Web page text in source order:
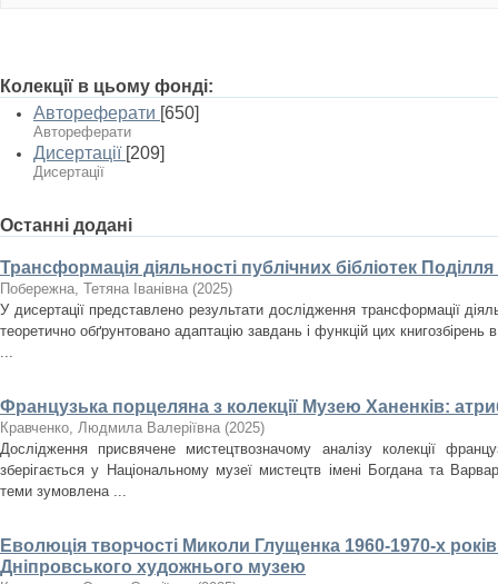
Колекції в цьому фонді:
Автореферати [650]
Автореферати
Дисертації [209]
Дисертації
Останні додані
Трансформація діяльності публічних бібліотек
Побережна, Тетяна Іванівна (2025)
У дисертації представлено результати дослідження трансформації
теоретично обґрунтовано адаптацію завдань і функцій цих книгозбірень
...
Французька порцеляна з колекції Музею Ханенків:
Кравченко, Людмила Валеріївна (2025)
Дослідження присвячене мистецтвозначому аналізу колекції
зберігається у Національному музеї мистецтв імені Богдана та
теми зумовлена ...
Еволюція творчості Миколи Глущенка 1960-1970-х
Дніпровського художнього музею